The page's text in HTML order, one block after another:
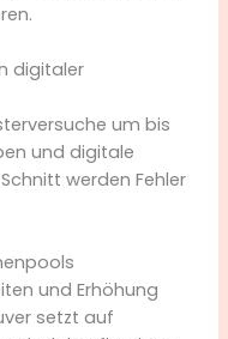
digitaler
um bis
und digitale
werden Fehler
und Erhöhung
setzt auf